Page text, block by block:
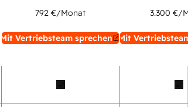
792 €/Monat
Mit Vertriebsteam sprechen
3.300 €/
Mit